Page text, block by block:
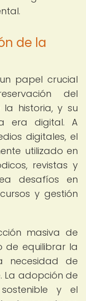
de la
papel crucial
del
historia, y su
era digital. A
digitales, el
utilizado en
revistas y
desafíos en
y gestión
masiva de
de equilibrar la
necesidad de
La adopción de
y el